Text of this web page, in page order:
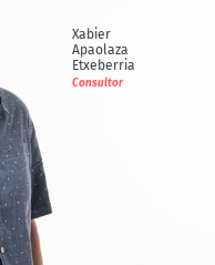
Xabier
Apaolaza
Etxeberria
Consultor